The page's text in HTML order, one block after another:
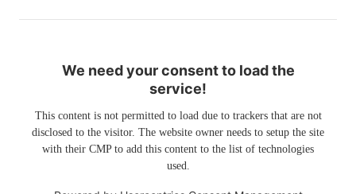
We need your consent to load the
service!
This content is not permitted to load due to trackers that are not
disclosed to the visitor. The website owner needs to setup the site
with their CMP to add this content to the list of technologies
used.